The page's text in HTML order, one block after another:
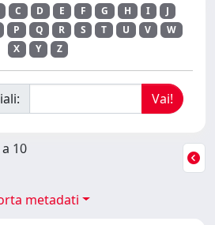
C D E F G H I
J
P Q R S T U V
W
X
Y Z
10
metadati